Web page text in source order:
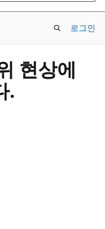
로그인
현상에
.